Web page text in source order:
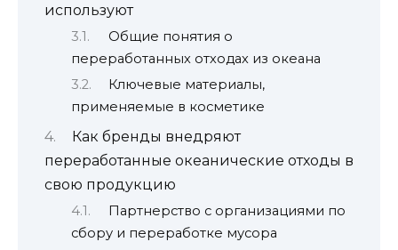
используют
Общие понятия о
переработанных отходах из океана
Ключевые материалы,
применяемые в косметике
Как бренды внедряют
переработанные океанические отходы в
свою продукцию
Партнерство с организациями по
сбору и переработке мусора